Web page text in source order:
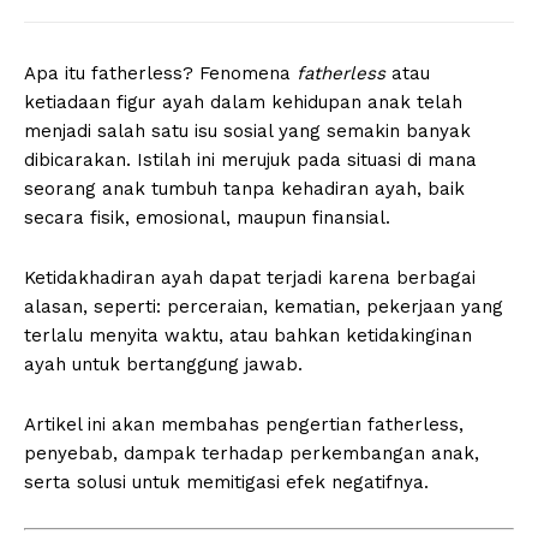
Apa itu fatherless? Fenomena fatherlessatau
ketiadaan figur ayah dalam kehidupan anak telah
menjadi salah satu isu sosial yang semakin banyak
dibicarakan. Istilah ini merujuk pada situasi di mana
seorang anak tumbuh tanpa kehadiran ayah, baik
secara fisik, emosional, maupun finansial.
Ketidakhadiran ayah dapat terjadi karena berbagai
alasan, seperti: perceraian, kematian, pekerjaan yang
terlalu menyita waktu, atau bahkan ketidakinginan
ayah untuk bertanggung jawab.
Artikel ini akan membahas pengertian fatherless,
penyebab, dampak terhadap perkembangan anak,
serta solusi untuk memitigasi efek negatifnya.